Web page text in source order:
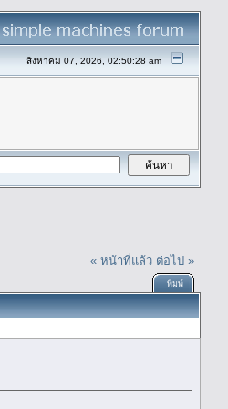
สิงหาคม 07, 2026, 02:50:28 am
« หน้าที่แล้ว ต่อไป »
พิมพ์